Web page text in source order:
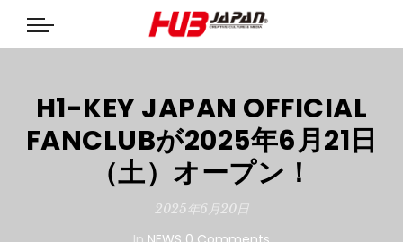
H1-KEY JAPAN OFFICIAL
FANCLUBが2025年6月21日
（土）オープン！
2025年6月20日